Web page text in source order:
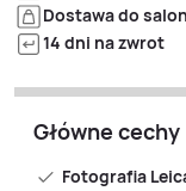
Dostawa do
14 dni na zwrot
Główne cechy
Fotografia